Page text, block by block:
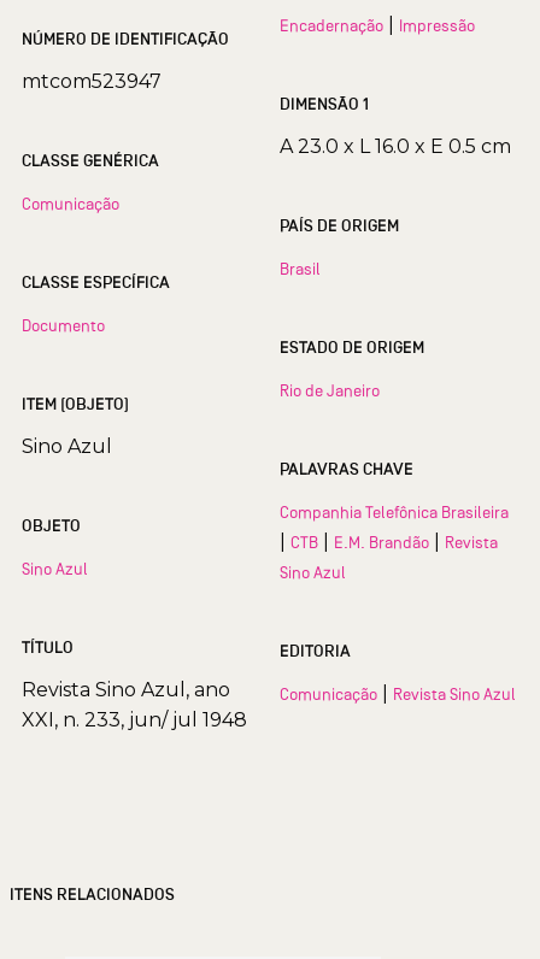
NÚMERO DE IDENTIFICAÇÃO
mtcom523947
CLASSE GENÉRICA
Comunicação
CLASSE ESPECÍFICA
Documento
ITEM (OBJETO)
Sino Azul
OBJETO
Sino Azul
TÍTULO
Revista Sino Azul, ano
XXI, n. 233, jun/ jul 1948
Encadernação Impressão
DIMENSÃO 1
A 23.0 x L 16.0 x E 0.5 cm
PAÍS DE ORIGEM
Brasil
ESTADO DE ORIGEM
Rio de Janeiro
PALAVRAS CHAVE
Companhia Telefônica Brasileira
CTB E.M. Brandão
Revista
Sino Azul
EDITORIA
Comunicação Revista Sino Azul
ITENS RELACIONADOS